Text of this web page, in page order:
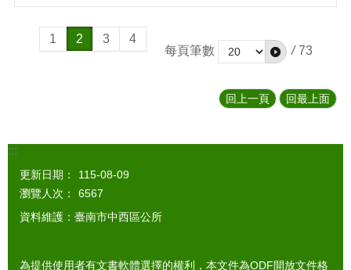
1 2 3
4
每頁筆數
/ 73
回上一頁 回最上面
:::
更新日期：
115-08-09
瀏覽人次：
6567
資料維護：臺南市中西區公所
為提供使用者有文書軟體選擇的權利，本文件為ODF開放文件格